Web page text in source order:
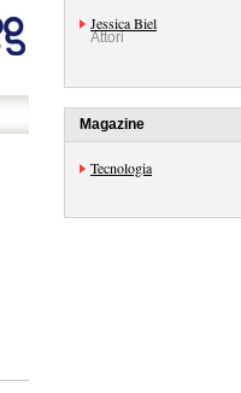
Jessica Biel
Attori
Magazine
Tecnologia